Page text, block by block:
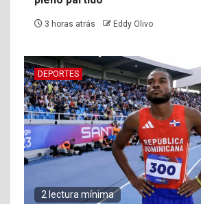
3 horas atrás Eddy Olivo
DEPORTES
2 lectura mínima